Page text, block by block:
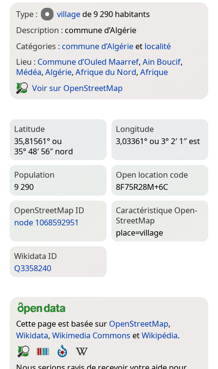
Type : village de 9 290 habitants
Description : commune d’Algérie
Catégories : commune d’Algérie et localité
Lieu : Commune d’Ouled Maarref, Ain Boucif,
Médéa, Algérie, Afrique du Nord, Afrique
Voir sur Open­Street­Map
Latitude
35,81561° ou
35° 48′ 56″ nord
Longitude
3,03361° ou 3° 2′ 1″ est
Population
9 290
Open location code
8F75R28M+6C
Open­Street­Map ID
node 1068592951
Caractéristique Open­
Street­Map
place=­village
Wiki­data ID
Q3358240
Cette page est basée sur OpenStreetMap,
Wikidata, Wikimedia Commons etWikipédia.